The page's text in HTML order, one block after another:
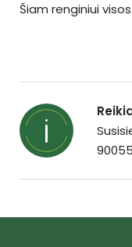
Šiam renginiui
90055